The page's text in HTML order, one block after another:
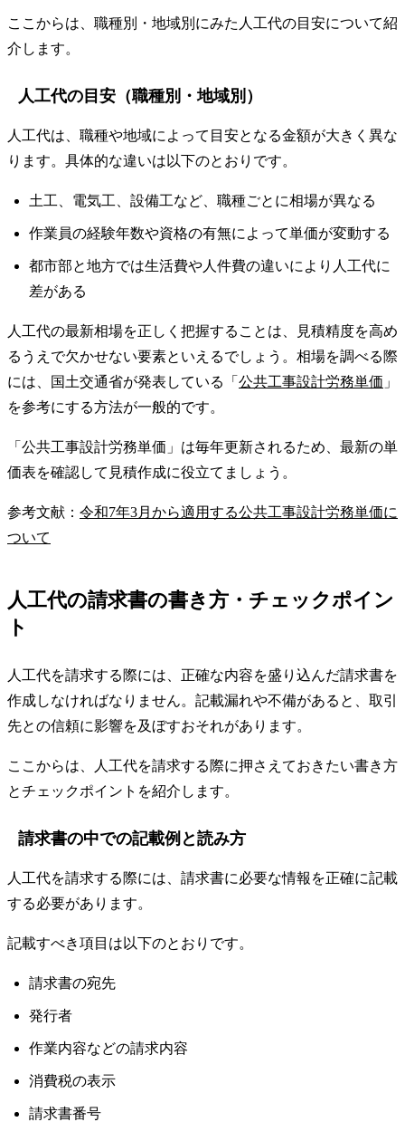
ここからは、職種別・地域別にみた人工代の目安について紹
介します。
人工代の目安（職種別・地域別）
人工代は、職種や地域によって目安となる金額が大きく異な
ります。具体的な違いは以下のとおりです。
土工、電気工、設備工など、職種ごとに相場が異なる
作業員の経験年数や資格の有無によって単価が変動する
都市部と地方では生活費や人件費の違いにより人工代に
差がある
人工代の最新相場を正しく把握することは、見積精度を高め
るうえで欠かせない要素といえるでしょう。相場を調べる際
には、国土交通省が発表している「 公共工事設計労務単価 」
を参考にする方法が一般的です。
「公共工事設計労務単価」は毎年更新されるため、最新の単
価表を確認して見積作成に役立てましょう。
参考文献： 令和7年3月から適用する公共工事設計労務単価に
ついて
人工代の請求書の書き方・チェックポイン
ト
人工代を請求する際には、正確な内容を盛り込んだ請求書を
作成しなければなりません。記載漏れや不備があると、取引
先との信頼に影響を及ぼすおそれがあります。
ここからは、人工代を請求する際に押さえておきたい書き方
とチェックポイントを紹介します。
請求書の中での記載例と読み方
人工代を請求する際には、請求書に必要な情報を正確に記載
する必要があります。
記載すべき項目は以下のとおりです。
請求書の宛先
発行者
作業内容などの請求内容
消費税の表示
請求書番号